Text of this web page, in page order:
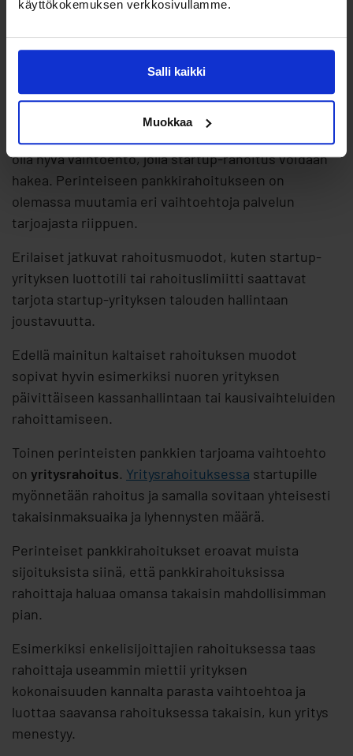
käyttökokemuksen verkkosivullamme.
Salli kaikki
Muokkaa
Perinteinen pankkirahoitus
Tavallista pankkirahoitustaon mahdollista hakea
suurimmalta osalta lainanantajista.
olla hyvä vaihtoehto, jolla startup-rahoitus voidaan
hakea. Perinteiseen pankkirahoitukseen on
olemassa muutamia eri vaihtoehtoja palvelun
tarjoajasta riippuen.
Erilaiset jatkuvat rahoitusmuodot, kuten startup-
yrityksen luottotili tai rahoituslimiitti saattavat
tarjota startup-yrityksen talouden hallintaan
joustavuutta.
Edellä mainitun kaltaiset rahoituksen muodot
sopivat hyvin esimerkiksi nuoren yrityksen
päivittäiseen kassanhallintaan tai kausivaihteluiden
rahoittamiseen.
Toinen perinteisten pankkien tarjoama vaihtoehto
on yritysrahoitus. Yritysrahoituksessa startupille
myönnetään rahoitus ja samalla sovitaan yhteisesti
takaisinmaksuaika ja lyhennysten määrä.
Perinteiset pankkirahoitukset eroavat muista
sijoituksista siinä, että pankkirahoituksissa
rahoittaja haluaa omansa takaisin mahdollisimman
pian.
Esimerkiksi enkelisijoittajien rahoituksessa taas
rahoittaja useammin miettii yrityksen
kokonaisuuden kannalta parasta vaihtoehtoa ja
luottaa saavansa rahoituksessa takaisin, kun yritys
menestyy.